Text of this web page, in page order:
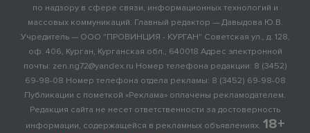
по надзору в сфере связи, информационных технологий и
массовых коммуникаций. Главный редактор — Давыдова Ю.В.
Учредитель — ООО "ПРОВИНЦИЯ - КУРГАН" Советская ул., д. 128,
оф. 406, Курган, Курганская обл., 640018 Адрес электронной
почты: zen.ng72@yandex.ru Номер телефона редакции: 8 (3452)
69-98-08 Номер телефона отдела рекламы: 8 (3452) 69-98-08
Публикации с пометкой «Реклама» оплачены рекламодателем.
Редакция сайта не несет ответственности за достоверность
информации, содержащейся в рекламных объявлениях. 18+